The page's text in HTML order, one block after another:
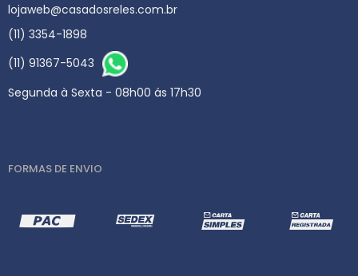
lojaweb@casadosreles.com.br
(11) 3354-1898
(11) 91367-5043
Segunda à Sexta - 08h00 ás 17h30
FORMAS DE ENVIO